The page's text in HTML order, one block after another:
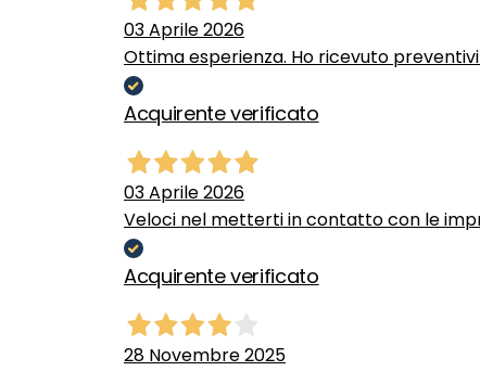
03 Aprile 2026
Ottima esperienza. Ho ricevuto
Acquirente verificato
03 Aprile 2026
Veloci nel metterti in contatto con le
Acquirente verificato
28 Novembre 2025